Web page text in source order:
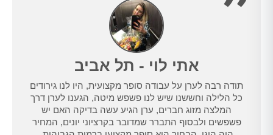
אתי לוי - תל אביב
תודה רבה לערן על עבודה סופר מקצועית, היו לנו גירודים
כל הלילה וחששנו שיש לנו פשפש מיטה, הגענו לערן דרך
המלצה מזוג חברים, ערן הגיע עשה בדיקה האם יש
פשפשים ולבסוף התברר שמדובר בקרציוני יונים, המחיר